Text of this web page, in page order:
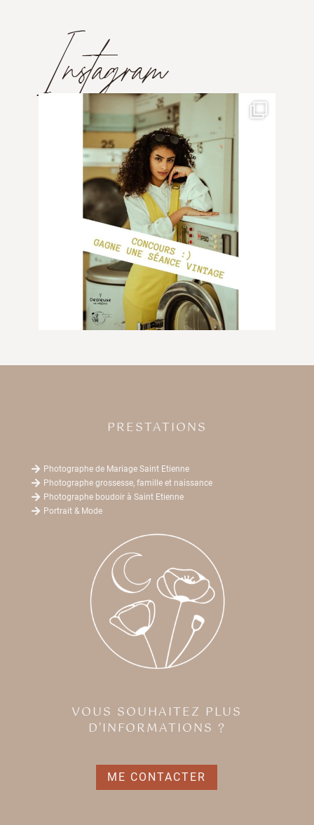
Instagram
PRESTATIONS
 Photographe de Mariage Saint Etienne
 Photographe grossesse, famille et naissance
 Photographe boudoir à Saint Etienne
 Portrait & Mode
VOUS SOUHAITEZ PLUS
D’INFORMATIONS ?
ME CONTACTER